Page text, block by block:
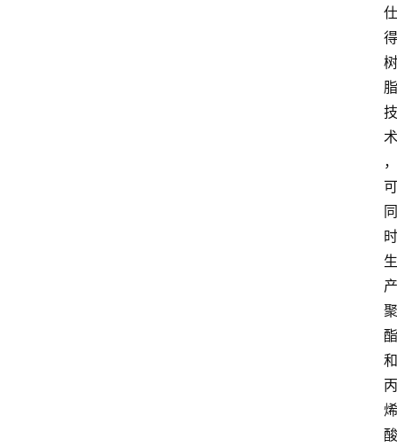
仕
得
树
脂
技
术
，
可
同
时
生
产
聚
酯
和
丙
烯
酸